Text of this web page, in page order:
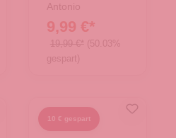
Antonio
9,99 €*
19,99 €* (50.03%
gespart)
10 € gespart